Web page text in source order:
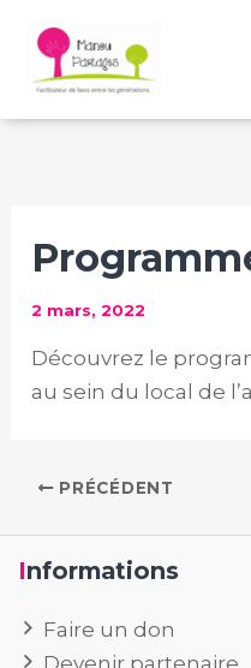
contenu
2 mars, 2022
Découvrez le
au sein du local de
PRÉCÉDENT
Informations
Faire un don
Devenir partenaire